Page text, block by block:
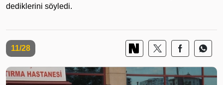
dediklerini söyledi.
11/28